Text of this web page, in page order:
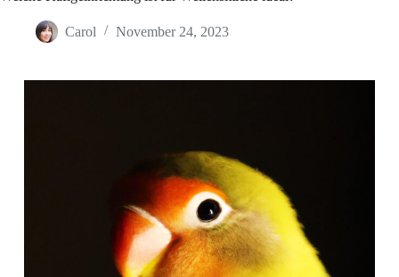
Carol November 24, 2023